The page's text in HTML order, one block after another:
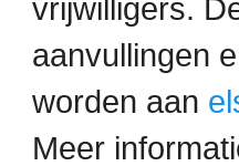
vrijwilligers.
aanvullingen
worden aan
Meer